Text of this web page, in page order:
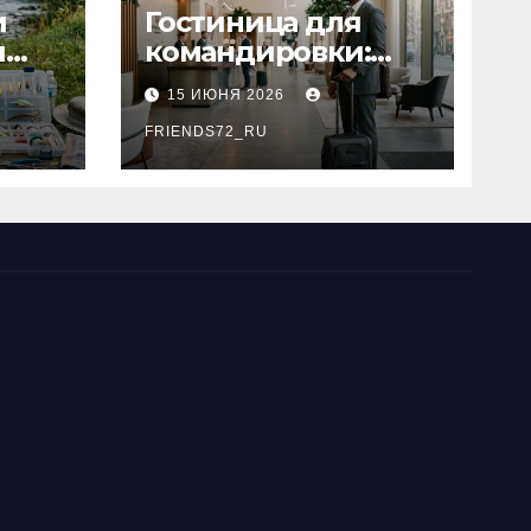
Гостиница для
командировки:
основные
критерии выбора
15 ИЮНЯ 2026
FRIENDS72_RU